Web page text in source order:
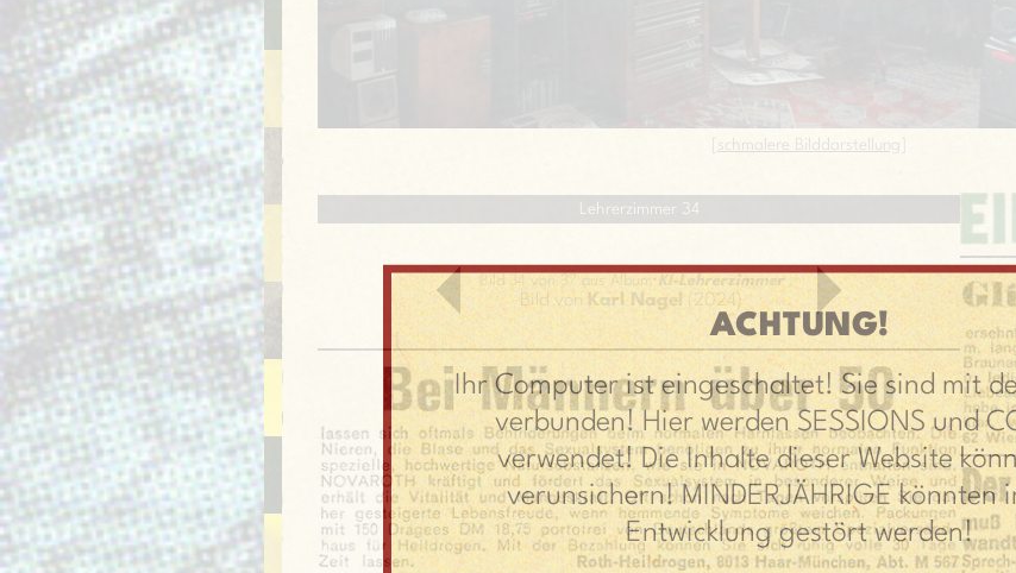
schmalere Bilddarstellung
Lehrerzimmer 34
Bild 34 von 37 aus Album KI-Lehrerzimmer
Bild von Karl Nagel(2024)
ACHTUNG!
Ihr Computer ist eingeschaltet! Sie sind mit
verbunden! Hier werden SESSIONS und
verwendet! Die Inhalte dieser Website
verunsichern! MINDERJÄHRIGE könnten
Entwicklung gestört werden!